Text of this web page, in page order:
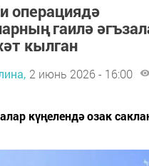
операциядә
гаилә
кылган
2 июнь 2026 - 16:00
күңелендә озак